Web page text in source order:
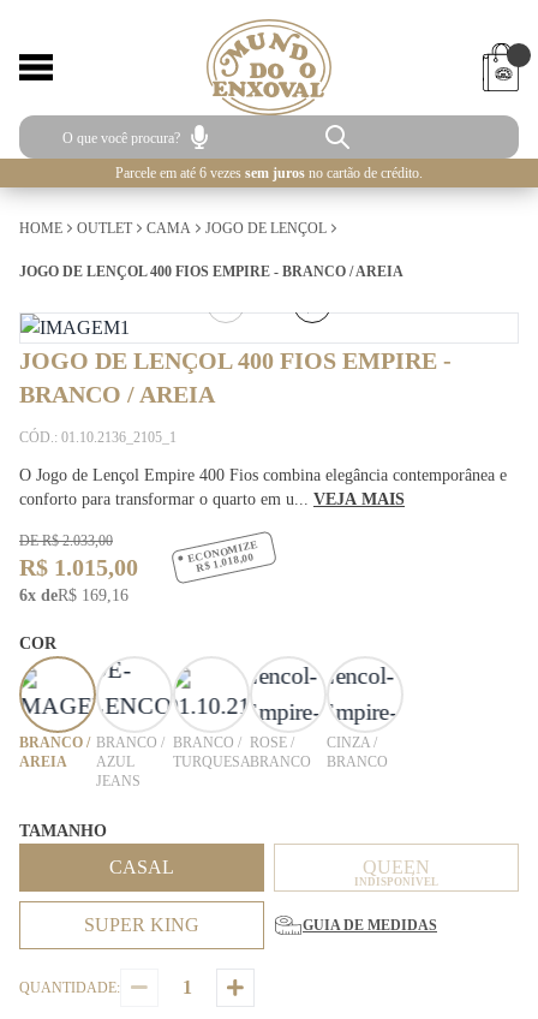
Parcele em até 6 vezes sem juros no cartão de crédito.
HOME OUTLET CAMA JOGO DE LENÇOL
JOGO DE LENÇOL 400 FIOS EMPIRE - BRANCO / AREIA
JOGO DE LENÇOL 400 FIOS EMPIRE -
BRANCO / AREIA
CÓD.: 01.10.2136_2105_1
O Jogo de Lençol Empire 400 Fios combina elegância contemporânea e
conforto para transformar o quarto em u... VEJA MAIS
DE R$ 2.033,00
R$ 1.015,00
6x deR$ 169,16
ECONOMIZE
R$ 1.018,00
COR
BRANCO /
AREIA
BRANCO /
AZUL
JEANS
BRANCO /
TURQUESA
ROSE /
BRANCO
CINZA /
BRANCO
TAMANHO
CASAL QUEEN
INDISPONÍVEL
SUPER KING GUIA DE MEDIDAS
QUANTIDADE: